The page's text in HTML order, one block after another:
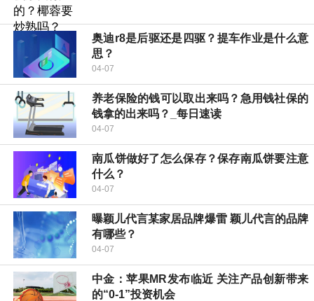
奥迪r8是后驱还是四驱？提车作业是什么意
思？
04-07
养老保险的钱可以取出来吗？急用钱社保的
钱拿的出来吗？_每日速读
04-07
南瓜饼做好了怎么保存？保存南瓜饼要注意
什么？
04-07
曝颖儿代言某家居品牌爆雷 颖儿代言的品牌
有哪些？
04-07
中金：苹果MR发布临近 关注产品创新带来
的“0-1”投资机会